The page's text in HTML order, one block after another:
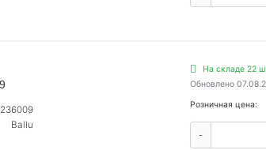
Ballu
На складе 22
Обновлено
Розничная цена:
-